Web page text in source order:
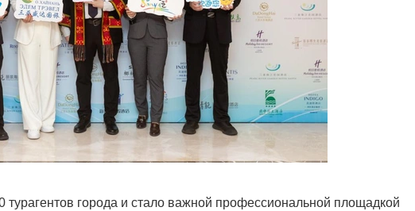
города и стало важной профессиональной площадкой